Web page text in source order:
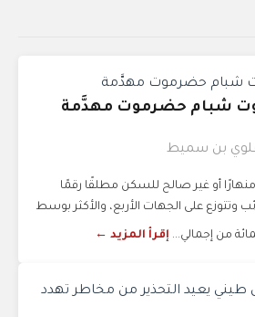
بن سميط
بشبام منهارًا أو غير صالح للسكن مطلقًا رقمًا
وتتوزع على الجهات الأربع، والأكثر بوسط
إقرأ المزيد ←